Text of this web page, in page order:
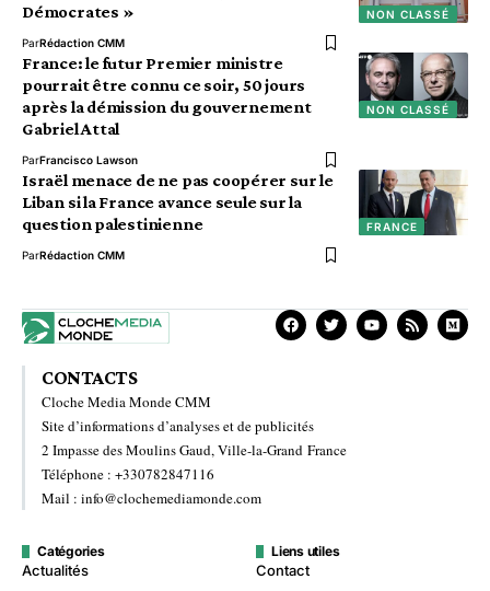
NON CLASSÉ
Démocrates »
ParRédaction CMM
NON CLASSÉ
France: le futur Premier ministre
pourrait être connu ce soir, 50 jours
après la démission du gouvernement
Gabriel Attal
ParFrancisco Lawson
FRANCE
Israël menace de ne pas coopérer sur le
Liban si la France avance seule sur la
question palestinienne
ParRédaction CMM
CONTACTS
Cloche Media Monde CMM
Site d’informations d’analyses et de publicités
2 Impasse des Moulins Gaud, Ville-la-Grand France
Téléphone : +330782847116
Mail : info@clochemediamonde.com
Catégories
Actualités
Liens utiles
Contact